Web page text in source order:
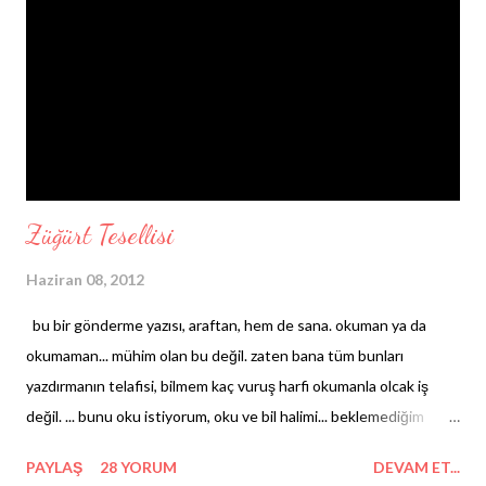
Züğürt Tesellisi
Haziran 08, 2012
bu bir gönderme yazısı, araftan, hem de sana. okuman ya da
okumaman... mühim olan bu değil. zaten bana tüm bunları
yazdırmanın telafisi, bilmem kaç vuruş harfi okumanla olcak iş
değil. ... bunu oku istiyorum, oku ve bil halimi... beklemediğim
duygumun nedeni hakkında? ... gitmen benim için en doğru
PAYLAŞ 28 YORUM DEVAM ET...